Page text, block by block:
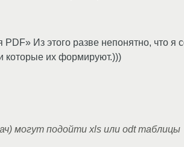
Из этого разве непонятно, что я
которые их формируют.)))
могут подойти xls или odt таблицы